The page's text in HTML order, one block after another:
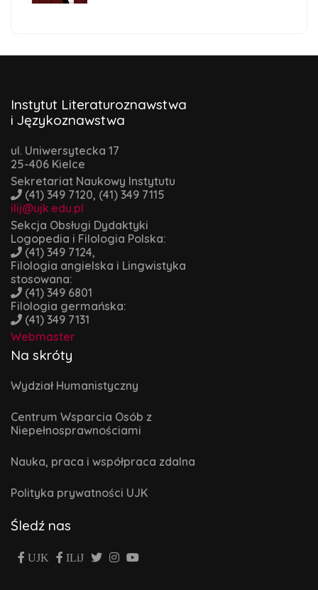
Instytut Literaturoznawstwa
i Językoznawstwa
ul. Uniwersytecka 17
25-406 Kielce
Sekretariat Naukowy Instytutu
(41) 349 7120, (41) 349 7115
ilij@ujk.edu.pl
Sekcja Obsługi Dydaktyki
Logopedia i Filologia Polska:
(41) 349 7124,
Filologia angielska i Lingwistyka
stosowana:
(41) 349 6801
Filologia germańska:
(41) 349 7131
Webmaster
Na skróty
Wydział Humanistyczny
Centrum Wsparcia Osób z
Niepełnosprawnościami
Nauka, praca i współpraca zdalna
Polityka prywatności UJK
Śledź nas
UJK ILiJ